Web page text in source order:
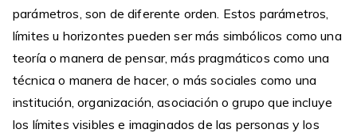
parámetros, son de diferente orden. Estos parámetros,
límites u horizontes pueden ser más simbólicos como una
teoría o manera de pensar, más pragmáticos como una
técnica o manera de hacer, o más sociales como una
institución, organización, asociación o grupo que incluye
los límites visibles e imaginados de las personas y los